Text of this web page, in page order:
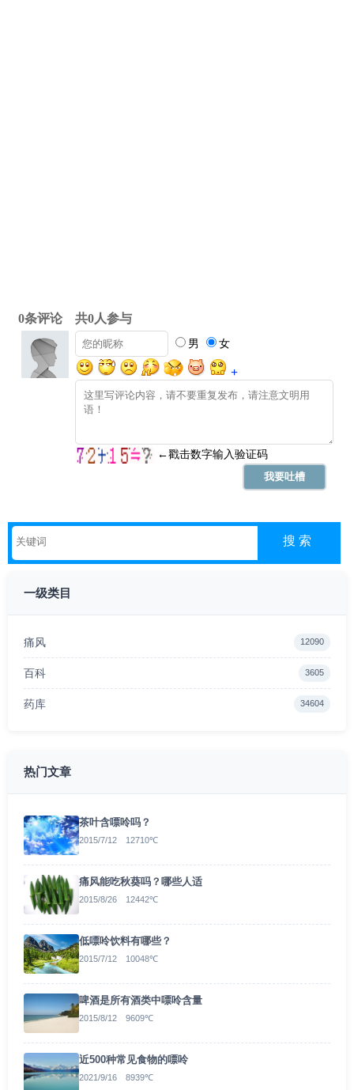
一级类目
痛风 12090
百科 3605
药库 34604
热门文章
茶叶含嘌呤吗？
2015/7/12 12710℃
痛风能吃秋葵吗？哪些人适
2015/8/26 12442℃
低嘌呤饮料有哪些？
2015/7/12 10048℃
啤酒是所有酒类中嘌呤含量
2015/8/12 9609℃
近500种常见食物的嘌呤
2021/9/16 8939℃